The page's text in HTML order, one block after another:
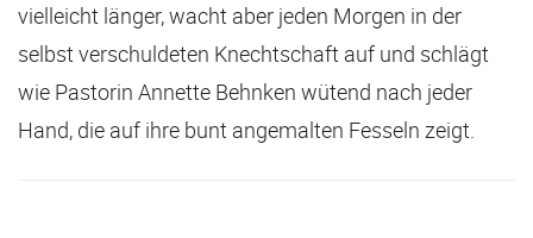
vielleicht länger, wacht aber jeden Morgen in der
selbst verschuldeten Knechtschaft auf und schlägt
wie Pastorin Annette Behnken wütend nach jeder
Hand, die auf ihre bunt angemalten Fesseln zeigt.